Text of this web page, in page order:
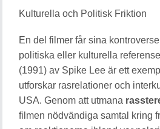
Kulturella och Politisk Friktion
En del filmer får sina
politiska eller kulturella
(1991) av Spike Lee är ett
utforskar rasrelationer och
USA. Genom att utmana
filmen nödvändiga samtal kring